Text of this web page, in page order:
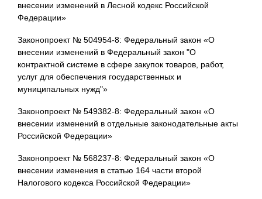
внесении изменений в Лесной кодекс Российской
Федерации»
Законопроект № 504954-8: Федеральный закон «О
внесении изменений в Федеральный закон "О
контрактной системе в сфере закупок товаров, работ,
услуг для обеспечения государственных и
муниципальных нужд"»
Законопроект № 549382-8: Федеральный закон «О
внесении изменений в отдельные законодательные акты
Российской Федерации»
Законопроект № 568237-8: Федеральный закон «О
внесении изменения в статью 164 части второй
Налогового кодекса Российской Федерации»